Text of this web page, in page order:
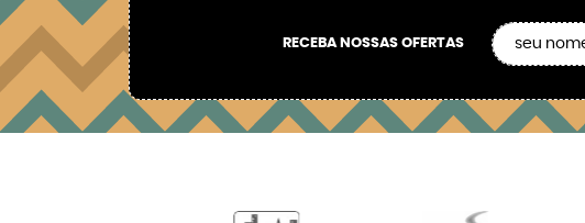
RECEBA NOSSAS OFERTAS